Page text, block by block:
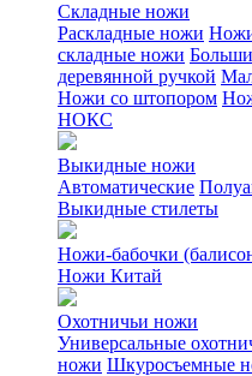
Складные ножи
Раскладные ножи
складные ножи
деревянной ручкой
Ножи со штопором
НОКС
Выкидные ножи
Автоматические
Выкидные стилеты
Ножи-бабочки
Ножи Китай
Охотничьи ножи
Универсальные
ножи Шкуросъемные